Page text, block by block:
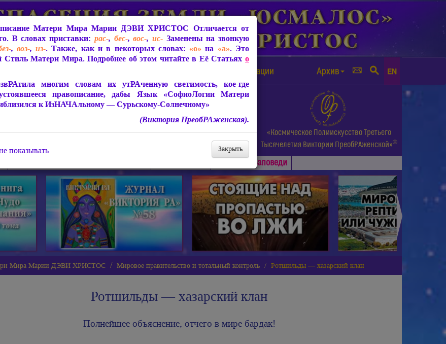
Защита от чипизации Архив EN
Матери Мира
Живое Слово Матери Мира.
Статьи, Книги, Видео, Аудио и др.
«Космическое Полиискусство Третьего
Тысячелетия Виктории ПреобРАженской»©
Заповеди ►
Мира Марии ДЭВИ ХРИСТОС Мировое правительство и тотальный контроль Ротшильды — хазарский клан
Ротшильды — хазарский клан
Полнейшее объяснение, отчего в мире бардак!
Матери Мира Марии ДЭВИ ХРИСТОС Отличается от
В словах приставки: рас-, бес-,вос-, ис-Заменены на звонкую
, воз-,из-. Также, как и в некоторых словах: «о» на «а». Это
Стиль Матери Мира. Подробнее об этом читайте в Её Статьях о
многим словам их утРАченную светимость, кое-где
правописание, дабы Язык «СофиоЛогии Матери
к ИзНАЧАльному — Сурьскому-Солнечному»
(Виктория ПреобРАженская).
Закрыть
показывать